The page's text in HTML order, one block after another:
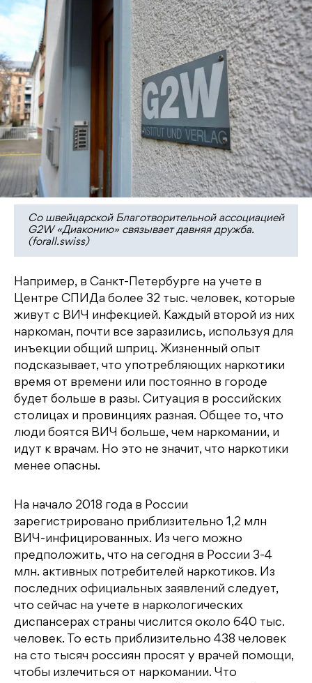
Со швейцарской Благотворительной ассоциацией
G2W «Диаконию» связывает давняя дружба.
(forall.swiss)
Например, в Санкт-Петербурге на учете в
Центре СПИДа более 32 тыс. человек, которые
живут с ВИЧ инфекцией. Каждый второй из них
наркоман, почти все заразились, используя для
инъекции общий шприц. Жизненный опыт
подсказывает, что употребляющих наркотики
время от времени или постоянно в городе
будет больше в разы. Ситуация в российских
столицах и провинциях разная. Общее то, что
люди боятся ВИЧ больше, чем наркомании, и
идут к врачам. Но это не значит, что наркотики
менее опасны.
На начало 2018 года в России
зарегистрировано приблизительно 1,2 млн
ВИЧ-инфицированных. Из чего можно
предположить, что на сегодня в России 3-4
млн. активных потребителей наркотиков. Из
последних официальных заявлений следует,
что сейчас на учете в наркологических
диспансерах страны числится около 640 тыс.
человек. То есть приблизительно 438 человек
на сто тысяч россиян просят у врачей помощи,
чтобы излечиться от наркомании. Что